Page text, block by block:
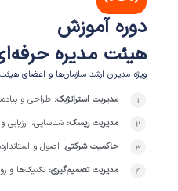
دوره آموزش
هیئت مدیره
ویژه مدیران ارشد سازمان‌ها و اعضای هیئت
مدیریت استراتژیک: طراحی و
مدیریت ریسک: شناسایی،
حاکمیت شرکتی: اصول و
مدیریت تصمیم‌گیری: تکنیک‌ها و